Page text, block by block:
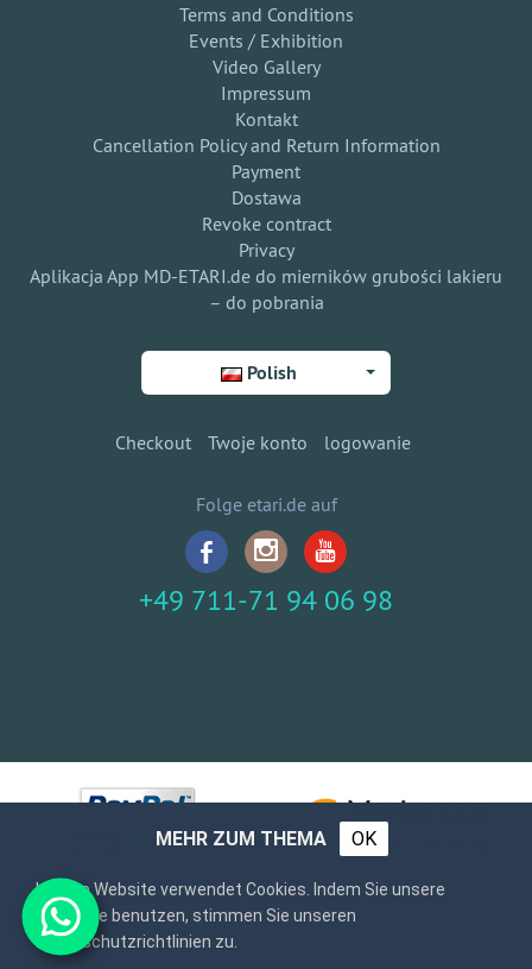
Terms and Conditions
Events / Exhibition
Video Gallery
Impressum
Kontakt
Cancellation Policy and Return Information
Payment
Dostawa
Revoke contract
Privacy
Aplikacja App MD-ETARI.de do mierników grubości lakieru
– do pobrania
Polish
Checkout Twoje konto logowanie
Folge etari.de auf
+49 711-71 94 06 98
MEHR ZUM THEMA OK
Unsere Website verwendet Cookies. Indem Sie unsere
Webseite benutzen, stimmen Sie unseren
Datenschutzrichtlinien zu.